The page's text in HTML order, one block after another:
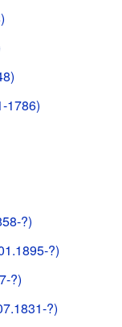
1786)
?)
?)
?)
?)